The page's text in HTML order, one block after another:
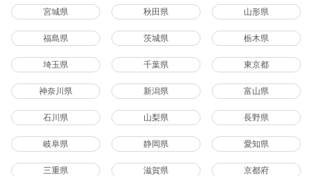
宮城県 秋田県 山形県
福島県 茨城県 栃木県
埼玉県 千葉県 東京都
神奈川県 新潟県 富山県
石川県 山梨県 長野県
岐阜県 静岡県 愛知県
三重県 滋賀県 京都府